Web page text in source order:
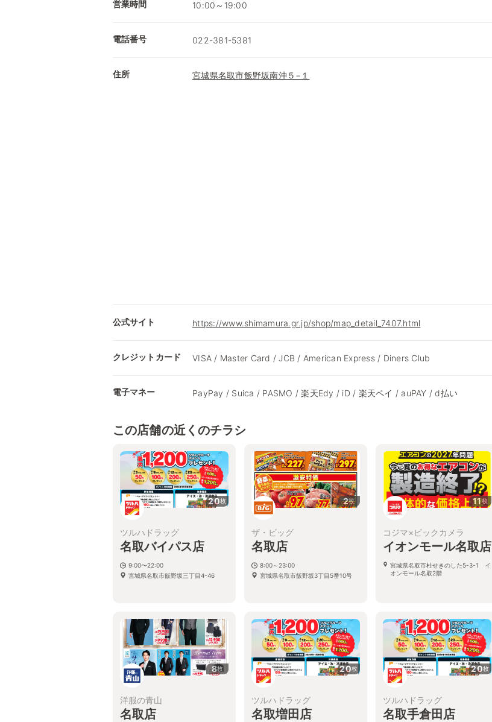
営業時間 10:00～19:00
電話番号 022-381-5381
住所 宮城県名取市飯野坂南沖５−１
公式サイト https://www.shimamura.gr.jp/shop/map_detail_7407.html
クレジットカード VISA / Master Card / JCB / American Express / Diners Club
電子マネー PayPay / Suica / PASMO / 楽天Edy / iD / 楽天ペイ / auPAY / d払い
この店舗の近くのチラシ
20枚
ツルハドラッグ
名取バイパス店
9:00〜22:00
宮城県名取市飯野坂三丁目4-46
2枚
ザ・ビッグ
名取店
8:00～23:00
宮城県名取市飯野坂3丁目5番10号
11枚
コジマ×ビックカメラ
イオンモール名取店
宮城県名取市杜せきのした5-3-1 イ
オンモール名取2階
8枚
洋服の青山
名取店
20枚
ツルハドラッグ
名取増田店
20枚
ツルハドラッグ
名取手倉田店